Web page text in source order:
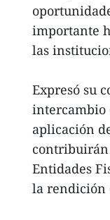
importante
las
Expresó su
intercambio
aplicación
Entidades
la rendición